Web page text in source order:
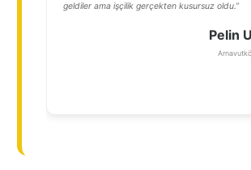
geldiler ama işçilik gerçekten kusursuz oldu.”
Pelin